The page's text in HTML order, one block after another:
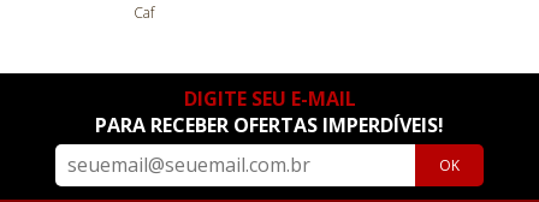
Caf
DIGITE SEU E-MAIL
PARA RECEBER OFERTAS IMPERDÍVEIS!
OK